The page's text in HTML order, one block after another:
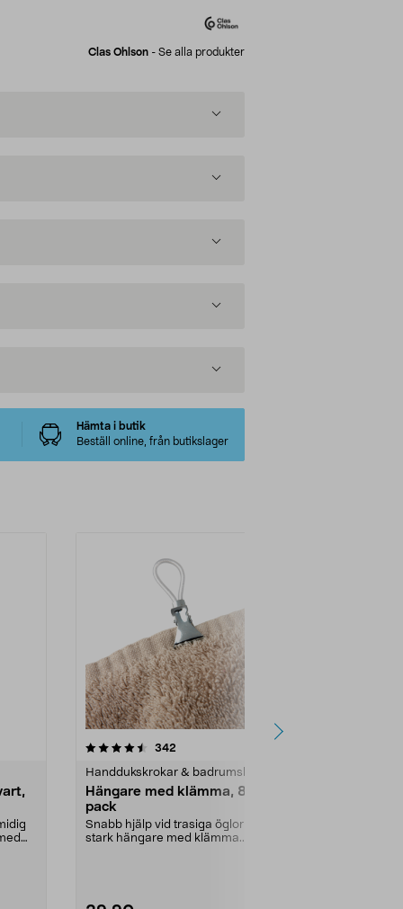
Clas Ohlson - Se alla produkter
Hämta i butik
Beställ online, från butikslager
342
Hängare med klämma, 8-
pack
Snabb hjälp vid trasiga öglor -
stark hängare med klämma.
3.5 av 5 stjärnor